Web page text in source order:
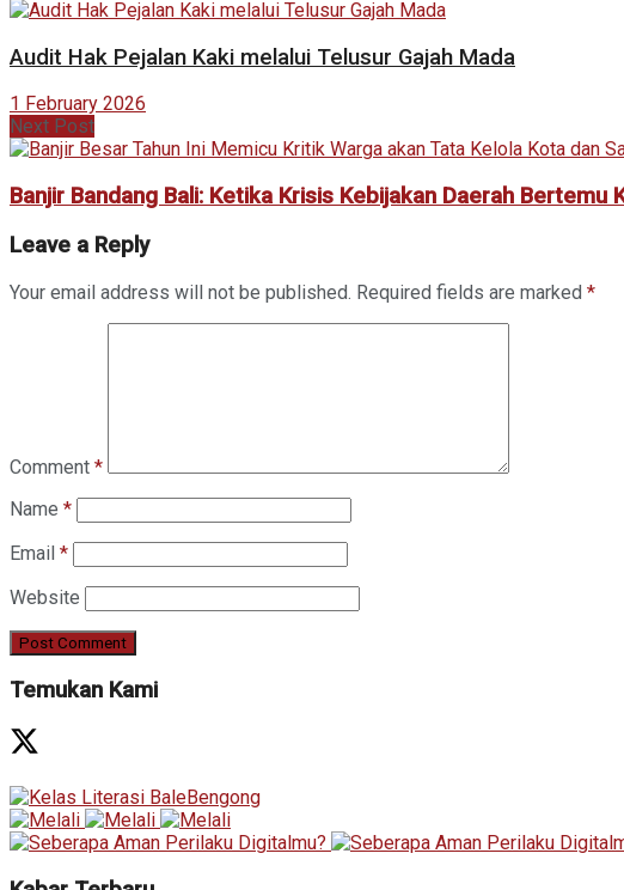
Audit Hak Pejalan Kaki melalui Telusur Gajah Mada
1 February 2026
Next Post
Banjir Bandang Bali: Ketika Krisis Kebijakan Daerah Bertemu
Leave a Reply
Your email address will not be published. Required fields are marked *
Comment *
Name *
Email *
Website
Temukan Kami